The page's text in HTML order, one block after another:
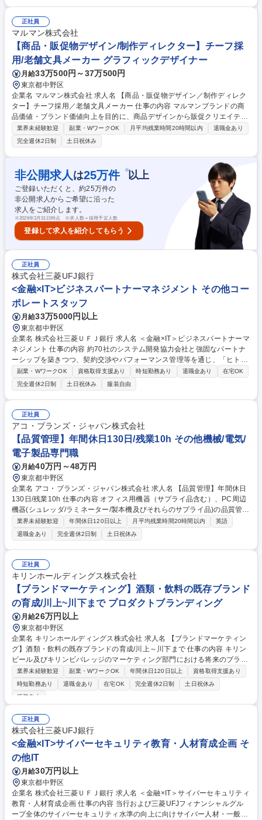
内各部署との情報連携および業界情報の収集 ■会議資料の作成や稟議起案
などの社内調整・事務業務 ※将来的に、組織の内部統制を担う監査的な役
割や、チームを統括するマネジメント業務もお任せする予定です。 募集職
種 【入居者の審査業務】異業界歓迎/レオパレスG100%出資子会社
正社員
マルマン株式会社
【商品・販促物デザイン/制作ディレクター】チーフ採
用/老舗文具メーカー グラフィックデザイナー
月給33万500円～37万500円
東京都中野区
企業名 マルマン株式会社 求人名 【商品・販促物デザイン／制作ディレク
ター】チーフ採用／老舗文具メーカー 仕事の内容 マルマンブランドの商
品価値・ブランド価値向上を目的に、商品デザインから販促クリエイティ
ブの企画・制作・ディレクションまで幅広くお任せします。 【詳細】■ノ
ート・バインダー・ルーズリーフ等の商品デザイン ■製品帯・シール・説
明紙等のパッケージデザイン ■カタログ、POP、店頭販促物、販促用ビジ
ュアル制作 ■商品企画担当とのコンセプト設計・デザイン提案 ■ブランド
イメージに基づくクリエイティブ制作・監修 ■外部制作会社・デザイナー
へのディレクション ■若手メンバーへのデザイン指導・レビュー ■国内外
市場を見据えたブランド価値向上施策の推進 募集職種 【商品・販促物デ
ザイン／制作ディレクター】チーフ採用／老舗文具メーカー
業界未経験歓迎 副業・WワークOK 月平均残業時間20時間以内
退職金あり
完全週休2日制
土日祝休み
非公開求人 は25万件 ※以上
ご登録いただくと、約25万件の
非公開求人からご希望に沿った
求人をご紹介します。
※2026年3月31日時点 ※求人数＝採用予定人数
登録して求人を紹介してもらう
正社員
株式会社三菱UFJ銀行
<金融×IT>ビジネスパートナーマネジメント その他コー
ポレートスタッフ
月給33万5000円以上
東京都中野区
企業名 株式会社三菱ＵＦＪ銀行 求人名 ＜金融×IT＞ビジネスパートナーマ
ネジメント 仕事の内容 約70社のシステム開発協力会社と強固なパートナ
ーシップを築きつつ、契約交渉やパフォーマンス管理等を通じ、「ヒト」
の側面から当行全体のIT調達最適化やガバナンス強化を図っていただきま
す。 具体的には下記の業務内容を想定しています。 ■契約交渉：市場調査
等から一定基準を算出しつつ、先方の提案価格と、当行開発・保守で求め
るスキルレベルや全体取引量とのバランスを意識した交渉を実施■パフォ
ーマンス管理：開発現場での各社のパフォーマンス把握に努め、サービス
品質の維持・向上やリスク最小化を推進■各協力会社との関係強化：依頼
案件の開発・保守に留まらない、真の協働体制構築に向けた議論を主導"
募集職種 ＜金融×IT＞ビジネスパートナーマネジメント
副業・WワークOK 資格取得支援あり 時短勤務あり 退職金あり
在宅OK
完全週休2日制
土日祝休み 服装自由
正社員
アコ・ブランズ・ジャパン株式会社
【品質管理】年間休日130日/残業10h その他機械/電気/
電子製品専門職
月給40万円～48万円
東京都中野区
企業名 アコ・ブランズ・ジャパン株式会社 求人名 【品質管理】年間休日
130日/残業10h 仕事の内容 オフィス用機器（サプライ品含む）、PC周辺
機器(シュレッダ/ラミネーター/製本機及びそれらのサプライ品)の品質管理
業務をお任せします。 【具体的には】■新商品開発時の品質管理:新商品サ
ンプルの品質確認、社内DRの召集と改善要求とりまとめ、初回入庫品の
受入検査■既存品の品質管理:不具合品・データー分析、重要・頻発不具合
の原因究明改善■外部検査会社の選定・管理■サプライヤー評価(スコアカ
ード)の定期実施とりまとめ(1月・7月)■契約書に基づきサプライヤーとの
補償交渉■安全法遵守:電気用品安全法(PSE)関連業務全般、電波法・PSC
など 募集職種 【品質管理】年間休日130日/残業10h
業界未経験歓迎 年間休日120日以上 月平均残業時間20時間以内
英語
退職金あり
完全週休2日制 土日祝休み
正社員
キリンホールディングス株式会社
【ブランドマーケティング】酒類・飲料の既存ブランド
の育成/川上~川下まで プロダクトブランディング
月給26万円以上
東京都中野区
企業名 キリンホールディングス株式会社 求人名 【ブランドマーケティン
グ】酒類・飲料の既存ブランドの育成/川上～川下まで 仕事の内容 キリン
ビール及びキリンビバレッジのマーケティング部門における将来のブラン
ドマネジャー候補として、長期的なブランド資産を向上させる視点を持ち
ながら、ブランドを育成いただく事がミッションです。 ■当社のマーケテ
ィング部門は酒類・清涼飲料・ヘルスサイエンス等、各事業会社に配置さ
グ部門でのブランド担当を募集します。キリンビール及びキリンビバレッ
ジのマーケティング部ではカテゴリーやブランドごとにチーム編成されて
おり、各チームがブランドの持続的な成長を実現するために日々お客様の
インサイトの探索、探求に力を注いでおります。 募集職種 【ブランドマ
ーケティング】酒類・飲料の既存ブランドの育成/川上～川下まで
業界未経験歓迎 副業・WワークOK 年間休日120日以上
資格取得支援あり
時短勤務あり
退職金あり 在宅OK 完全週休2日制
土日祝休み
服装自由
正社員
株式会社三菱UFJ銀行
<金融×IT>サイバーセキュリティ教育・人材育成企画 そ
の他IT
月給30万円以上
東京都中野区
企業名 株式会社三菱ＵＦＪ銀行 求人名 ＜金融×IT＞サイバーセキュリティ
教育・人材育成企画 仕事の内容 当行および三菱UFJフィナンシャルグル
ープ全体のサイバーセキュリティ水準の向上に向けサイバー人材・一般従